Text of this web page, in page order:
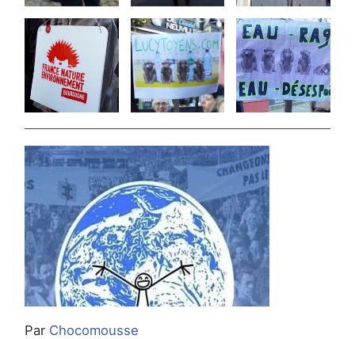
Par Chocomousse